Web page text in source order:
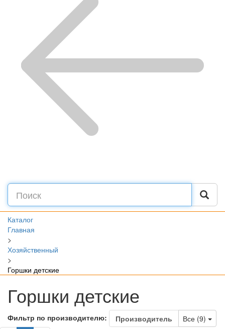
Каталог
Главная
>
Хозяйственный
>
Горшки детские
Горшки детские
Фильтр по производителю: Производитель Все (9)